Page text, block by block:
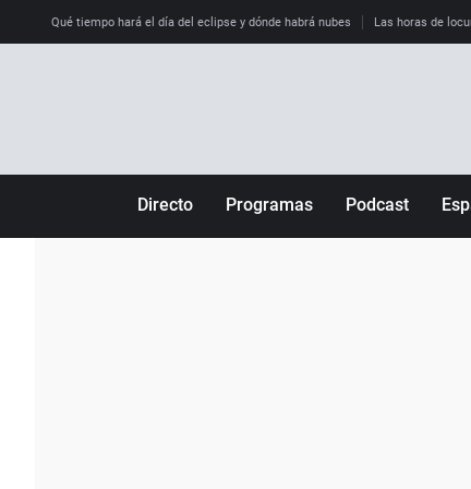
Qué tiempo hará el día del eclipse y dónde habrá nubes Las horas de
Directo Programas Podcast